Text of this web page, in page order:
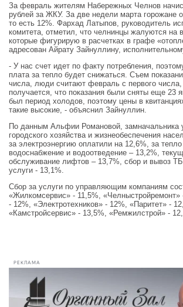
За февраль жителям Набережных Челнов
рублей за ЖКУ. За две недели марта горожане
то есть 12%. Фархад Латыпов, руководитель
комитета, отметил, что челнинцы жалуются на
которые фигурирую в расчетках в графе
адресован Айрату Зайнуллину,
- У нас счет идет по факту потребления,
плата за тепло будет снижаться. Съем
числа, люди считают февраль с первого
получается, что показания были сняты еще 23
был период холодов, поэтому цены в
такие высокие, - объяснил Зайнуллин.
По данным Альфии Романовой, замначальника
городского хозяйства и жизнеобеспечения
за электроэнергию оплатили на 12,6%, за
водоснабжение и водоотведение – 13,2%,
обслуживание лифтов – 13,7%, сбор и вывоз
услуги - 13,1%.
Сбор за услуги по управляющим компаниям
«Жилкомсервис» - 11,5%,
- 12%, «Электротехников» - 12%, «Паритет» -
«Камстройсервис» - 13,5%, «Ремжилстрой» -
РЕКЛАМА